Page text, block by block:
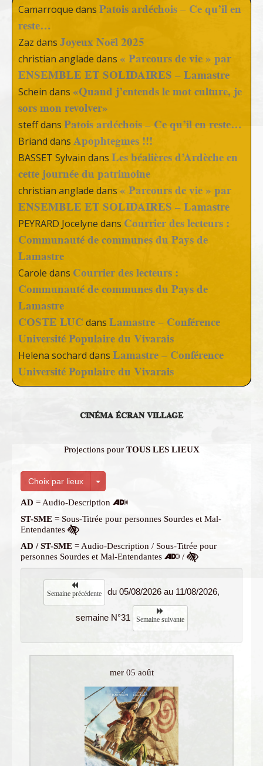
Camarroque dans Patois ardéchois – Ce qu’il en
reste…
Zaz dans Joyeux Noël 2025
christian anglade dans « Parcours de vie » par
ENSEMBLE ET SOLIDAIRES – Lamastre
Schein dans «Quand j’entends le mot culture, je
sors mon revolver»
steffdans Patois ardéchois – Ce qu’il en reste…
Briand dans Apophtegmes !!!
BASSET Sylvain dans Les béalières d’Ardèche en
cette journée du patrimoine
christian anglade dans « Parcours de vie » par
ENSEMBLE ET SOLIDAIRES – Lamastre
PEYRARD Jocelyne dans Courrier des lecteurs :
Communauté de communes du Pays de
Lamastre
Carole dans Courrier des lecteurs :
Communauté de communes du Pays de
Lamastre
COSTE LUC dans Lamastre – Conférence
Université Populaire du Vivarais
Helena sochard dans Lamastre – Conférence
Université Populaire du Vivarais
CINÉMA ÉCRAN VILLAGE